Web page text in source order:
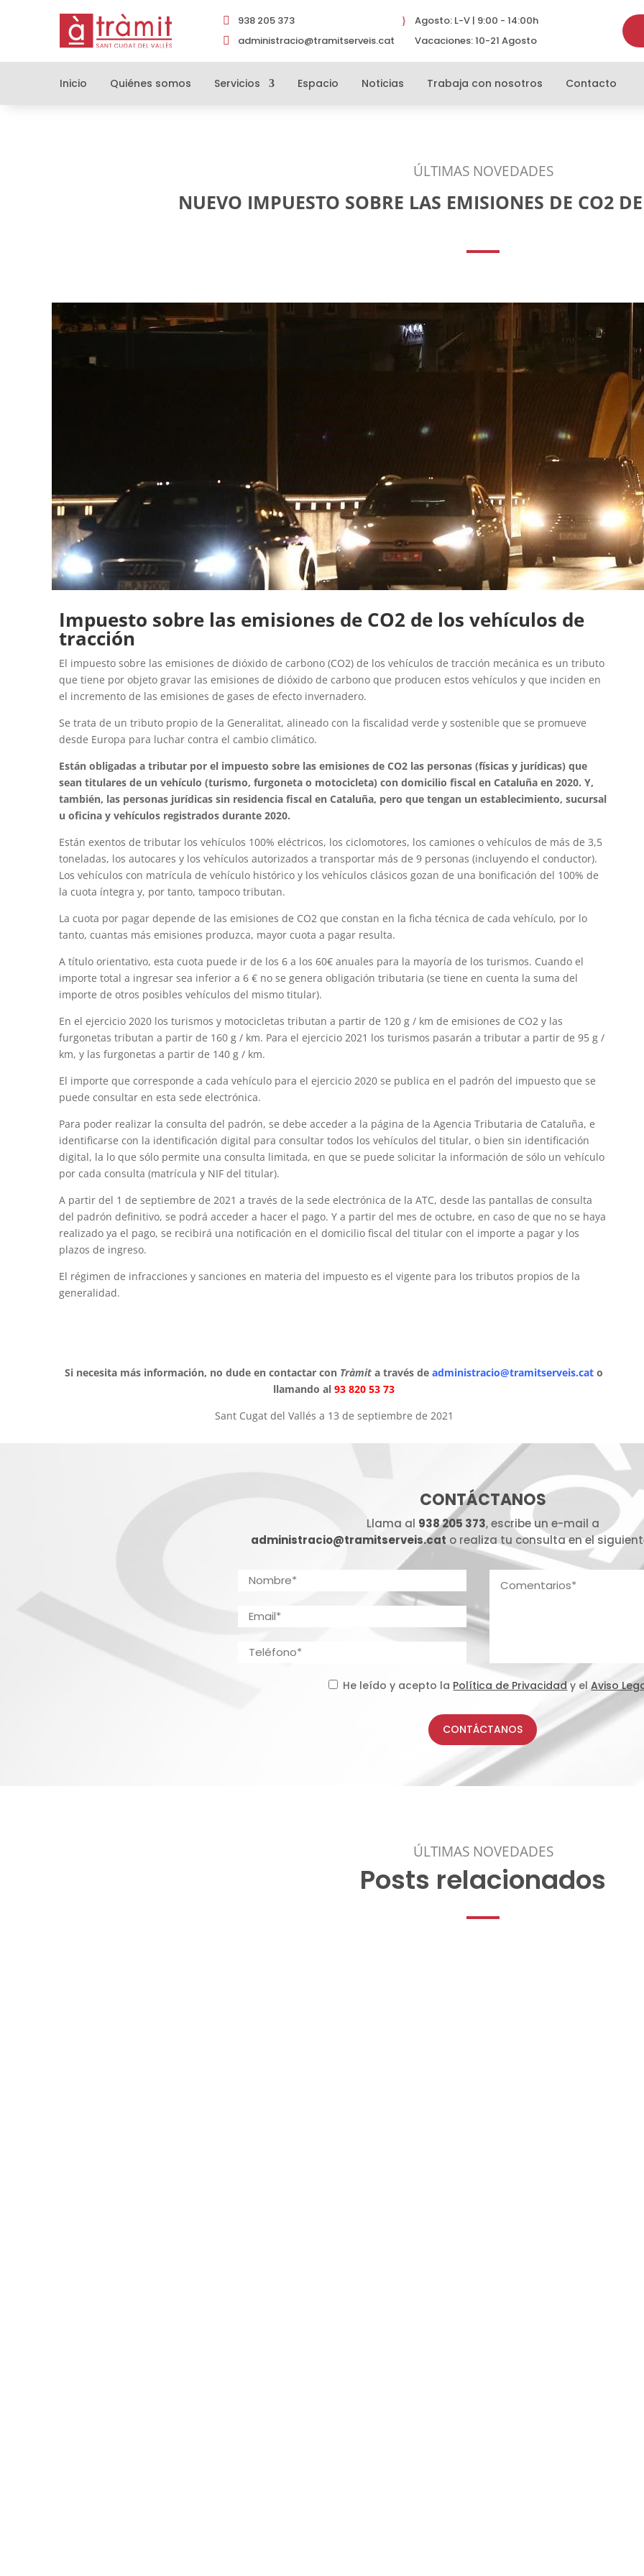
 938 205 373
 administracio@tramitserveis.cat
} Agosto: L-V | 9:00 - 14:00h
Vacaciones: 10-21 Agosto
Inicio Quiénes somos Servicios Espacio Noticias Trabaja con nosotros Contacto
ÚLTIMAS NOVEDADES
NUEVO IMPUESTO SOBRE LAS EMISIONES DE CO2
Impuesto sobre las emisiones de CO2 de los vehículos de
tracción
El impuesto sobre las emisiones de dióxido de carbono (CO2) de los vehículos de tracción mecánica es un tributo
que tiene por objeto gravar las emisiones de dióxido de carbono que producen estos vehículos y que inciden en
el incremento de las emisiones de gases de efecto invernadero.
Se trata de un tributo propio de la Generalitat, alineado con la fiscalidad verde y sostenible que se promueve
desde Europa para luchar contra el cambio climático.
Están obligadas a tributar por el impuesto sobre las emisiones de CO2 las personas (físicas y jurídicas) que
sean titulares de un vehículo (turismo, furgoneta o motocicleta) con domicilio fiscal en Cataluña en 2020. Y,
también, las personas jurídicas sin residencia fiscal en Cataluña, pero que tengan un establecimiento, sucursal
u oficina y vehículos registrados durante 2020.
Están exentos de tributar los vehículos 100% eléctricos, los ciclomotores, los camiones o vehículos de más de 3,5
toneladas, los autocares y los vehículos autorizados a transportar más de 9 personas (incluyendo el conductor).
Los vehículos con matrícula de vehículo histórico y los vehículos clásicos gozan de una bonificación del 100% de
la cuota íntegra y, por tanto, tampoco tributan.
La cuota por pagar depende de las emisiones de CO2 que constan en la ficha técnica de cada vehículo, por lo
tanto, cuantas más emisiones produzca, mayor cuota a pagar resulta.
A título orientativo, esta cuota puede ir de los 6 a los 60€ anuales para la mayoría de los turismos. Cuando el
importe total a ingresar sea inferior a 6 € no se genera obligación tributaria (se tiene en cuenta la suma del
importe de otros posibles vehículos del mismo titular).
En el ejercicio 2020 los turismos y motocicletas tributan a partir de 120 g / km de emisiones de CO2 y las
furgonetas tributan a partir de 160 g / km. Para el ejercicio 2021 los turismos pasarán a tributar a partir de 95 g /
km, y las furgonetas a partir de 140 g / km.
El importe que corresponde a cada vehículo para el ejercicio 2020 se publica en el padrón del impuesto que se
puede consultar en esta sede electrónica.
Para poder realizar la consulta del padrón, se debe acceder a la página de la Agencia Tributaria de Cataluña, e
identificarse con la identificación digital para consultar todos los vehículos del titular, o bien sin identificación
digital, la lo que sólo permite una consulta limitada, en que se puede solicitar la información de sólo un vehículo
por cada consulta (matrícula y NIF del titular).
A partir del 1 de septiembre de 2021 a través de la sede electrónica de la ATC, desde las pantallas de consulta
del padrón definitivo, se podrá acceder a hacer el pago. Y a partir del mes de octubre, en caso de que no se haya
realizado ya el pago, se recibirá una notificación en el domicilio fiscal del titular con el importe a pagar y los
plazos de ingreso.
El régimen de infracciones y sanciones en materia del impuesto es el vigente para los tributos propios de la
generalidad.
Si necesita más información, no dude en contactar con Tràmit a través de administracio@tramitserveis.cat o
llamando al 93 820 53 73
Sant Cugat del Vallés a 13 de septiembre de 2021
CONTÁCTANOS
Llama al 938 205 373, escribe un e-mail a
administracio@tramitserveis.cat o realiza tu consulta en el
He leído y acepto la Política de Privacidady elAviso
CONTÁCTANOS
ÚLTIMAS NOVEDADES
Posts relacionados